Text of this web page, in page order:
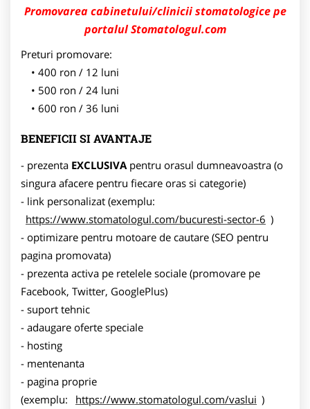
Promovarea cabinetului/clinicii stomatologice pe
portalul Stomatologul.com
Preturi promovare:
400 ron / 12 luni
500 ron / 24 luni
600 ron / 36 luni
BENEFICII SI AVANTAJE
- prezenta EXCLUSIVA pentru orasul dumneavoastra (o
singura afacere pentru fiecare oras si categorie)
- link personalizat (exemplu:
https://www.stomatologul.com/bucuresti-sector-6 )
- optimizare pentru motoare de cautare (SEO pentru
pagina promovata)
- prezenta activa pe retelele sociale (promovare pe
Facebook, Twitter, GooglePlus)
- suport tehnic
- adaugare oferte speciale
- hosting
- mentenanta
- pagina proprie
(exemplu:
https://www.stomatologul.com/vaslui )